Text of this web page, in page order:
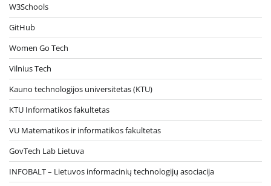
W3Schools
GitHub
Women Go Tech
Vilnius Tech
Kauno technologijos universitetas (KTU)
KTU Informatikos fakultetas
VU Matematikos ir informatikos fakultetas
GovTech Lab Lietuva
INFOBALT – Lietuvos informacinių technologijų asociacija